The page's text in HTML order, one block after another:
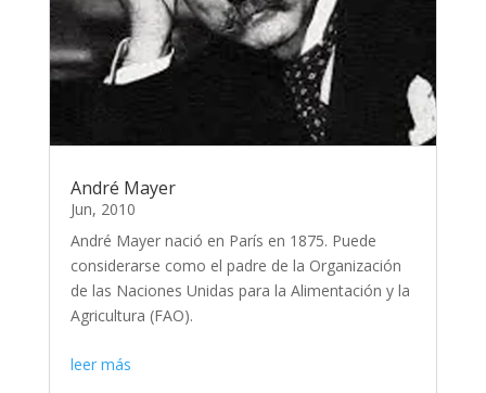
André Mayer
Jun, 2010
André Mayer nació en París en 1875. Puede
considerarse como el padre de la Organización
de las Naciones Unidas para la Alimentación y la
Agricultura (FAO).
leer más